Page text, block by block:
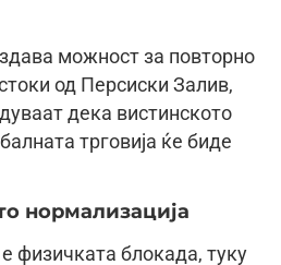
можност за повторно
од Персиски Залив,
дека вистинското
трговија ќе биде
нормализација
физичката блокада, туку